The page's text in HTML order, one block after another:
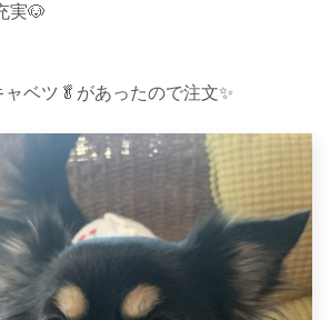
実🐶
ベツ🥬があったので注文✨